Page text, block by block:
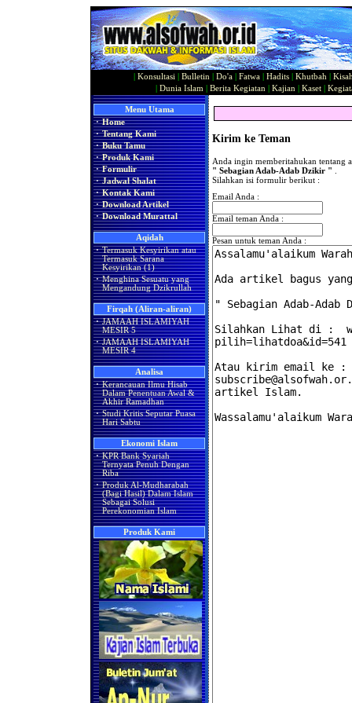
Konsultasi Bulletin Do'a Fatwa Hadits Khutbah
Dunia Islam Berita Kegiatan Kajian Kaset|
Menu Utama
· Home
· Tentang Kami
· Buku Tamu
· Produk Kami
· Formulir
· Jadwal Shalat
· Kontak Kami
· Download Artikel
· Download Murattal
Aqidah
· Termasuk Kesyirikan atau
Termasuk Sarana
Kesyirikan (1)
· Menghina Sesuatu yang
Mengandung Dzikrullah
Firqah (Aliran-aliran)
· JAMAAH ISLAMIYAH
MESIR 5
· JAMAAH ISLAMIYAH
MESIR 4
Analisa
· Kerancauan Ilmu Hisab
Dalam Penentuan Awal &
Akhir Ramadhan
· Studi Kritis Seputar Puasa
Hari Sabtu
Ekonomi Islam
· KPR Bank Syariah
Ternyata Penuh Dengan
Riba
· Produk Al-Mudharabah
(Bagi Hasil) Dalam Islam
Sebagai Solusi
Perekonomian Islam
Produk Kami
Kirim ke Teman
Anda ingin memberitahukan tentang
" Sebagian Adab-Adab Dzikir "
Silahkan isi formulir berikut :
Email Anda :
Email teman Anda :
Pesan untuk teman Anda :